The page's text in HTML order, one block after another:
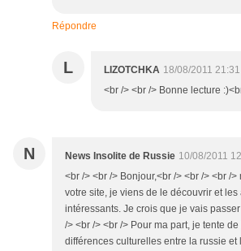
Répondre
L LIZOTCHKA 18/08/2011 21:31
<br /> <br /> Bonne lecture
N News Insolite de Russie 10/08/2011
<br /> <br /> Bonjour,<br /> <br /> <br /
votre site, je viens de le découvrir et les
intéressants. Je crois que je vais
/> <br /> <br /> Pour ma part, je tente
différences culturelles entre la russie et